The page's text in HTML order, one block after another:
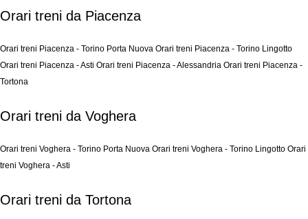
Orari treni da Piacenza
Orari treni Piacenza - Torino Porta Nuova Orari treni Piacenza - Torino Lingotto
Orari treni Piacenza - Asti Orari treni Piacenza - Alessandria Orari treni Piacenza -
Tortona
Orari treni da Voghera
Orari treni Voghera - Torino Porta Nuova Orari treni Voghera - Torino Lingotto Orari
treni Voghera - Asti
Orari treni da Tortona